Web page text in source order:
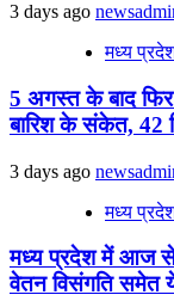
3 days ago
मध्य
5 अगस्त के बाद
बारिश के संकेत, 42
3 days ago
मध्य
मध्य प्रदेश में आज से
वेतन विसंगति समेत